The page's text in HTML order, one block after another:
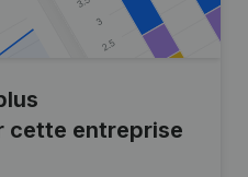
cette entreprise